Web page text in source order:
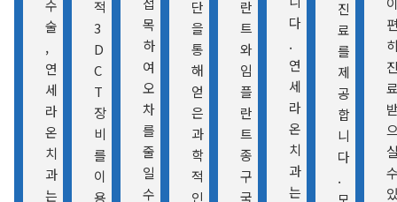
수
술
,
연
세
라
온
치
과
는
적
3
D
C
T
장
비
를
이
용
목
하
여
오
차
를
줄
일
수
단
을
통
해
얻
은
과
학
적
인
란
트
와
임
플
란
트
종
구
국
다
.
연
세
라
온
치
과
는
진
료
를
제
공
합
니
다
.